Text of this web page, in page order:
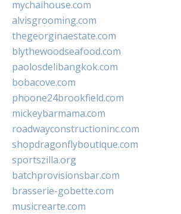
mychaihouse.com
alvisgrooming.com
thegeorginaestate.com
blythewoodseafood.com
paolosdelibangkok.com
bobacove.com
phoone24brookfield.com
mickeybarmama.com
roadwayconstructioninc.com
shopdragonflyboutique.com
sportszilla.org
batchprovisionsbar.com
brasserie-gobette.com
musicrearte.com